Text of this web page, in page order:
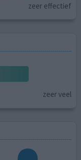
zeer effectief
zeer veel